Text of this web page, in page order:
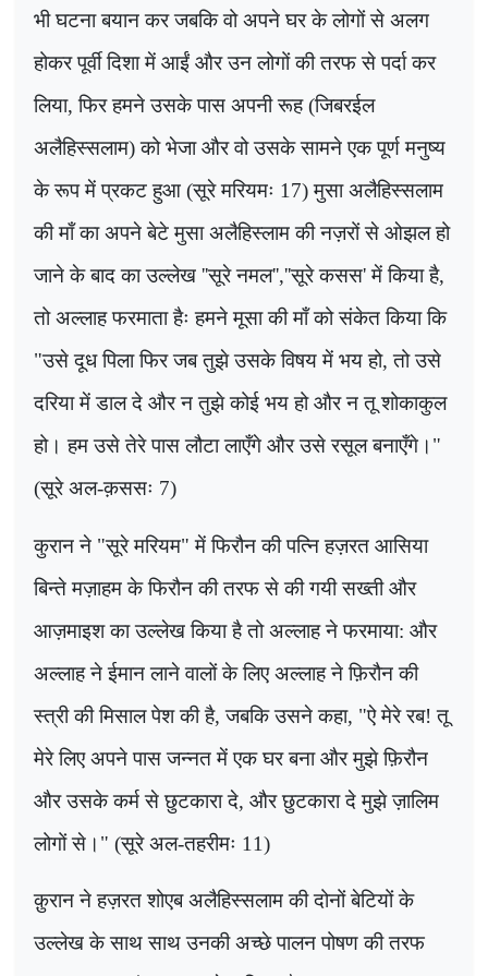
भी घटना बयान कर जबकि वो अपने घर के लोगों से अलग
होकर पूर्वी दिशा में आईं और उन लोगों की तरफ से पर्दा कर
लिया, फिर हमने उसके पास अपनी रूह (जिबरईल
अलैहिस्सलाम) को भेजा और वो उसके सामने एक पूर्ण मनुष्य
के रूप में प्रकट हुआ (सूरे मरियमः 17) मुसा अलैहिस्सलाम
की माँ का अपने बेटे मुसा अलैहिस्लाम की नज़रों से ओझल हो
जाने के बाद का उल्लेख ''सूरे नमल'',''सूरे कसस'में किया है,
तो अल्लाह फरमाता हैः हमने मूसा की माँ को संकेत किया कि
"उसे दूध पिला फिर जब तुझे उसके विषय में भय हो,तो उसे
दरिया में डाल दे और न तुझे कोई भय हो और न तू शोकाकुल
हो। हम उसे तेरे पास लौटा लाएँगे और उसे रसूल बनाएँगे।"
(सूरे अल-क़ससः 7)
कुरान ने "सूरे मरियम" में फिरौन की पत्नि हज़रत आसिया
बिन्ते मज़ाहम के फिरौन की तरफ से की गयी सख्ती और
आज़माइश का उल्लेख किया है तो अल्लाह ने फरमाया: और
अल्लाह ने ईमान लाने वालों के लिए अल्लाह ने फ़िरौन की
स्त्री की मिसाल पेश की है,जबकि उसने कहा, "ऐ मेरे रब! तू
मेरे लिए अपने पास जन्नत में एक घर बना और मुझे फ़िरौन
और उसके कर्म से छुटकारा दे, और छुटकारा दे मुझे ज़ालिम
लोगों से।" (सूरे अल-तहरीमः 11)
क़ुरान ने हज़रत शोएब अलैहिस्सलाम की दोनों बेटियों के
उल्लेख के साथ साथ उनकी अच्छे पालन पोषण की तरफ